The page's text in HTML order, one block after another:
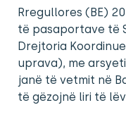
Rregullores (BE)
të pasaportave të
Drejtoria
uprava), me
janë të vetmit në
të gëzojnë liri të